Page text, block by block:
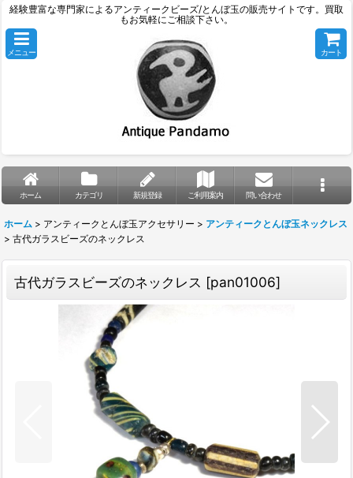
経験豊富な専門家によるアンティークビーズ/とんぼ玉の販売サイトです。買取
もお気軽にご相談下さい。
メニュー カート
ホーム カテゴリ 新規登録 ご利用案内 問い合わせ
ホーム > アンティークとんぼ玉アクセサリー > アンティークとんぼ玉ネックレス
> 古代ガラスビーズのネックレス
古代ガラスビーズのネックレス [pan01006]